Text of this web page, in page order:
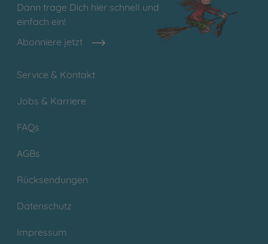
Dann trage Dich hier schnell und
einfach ein!
Abonniere jetzt
Service & Kontakt
Jobs & Karriere
FAQs
AGBs
Rücksendungen
Datenschutz
Impressum